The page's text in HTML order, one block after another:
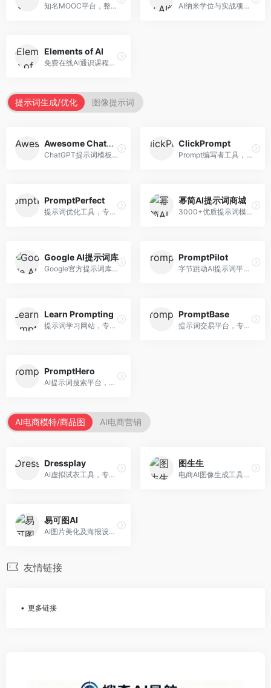
知名MOOC平台，整合全球顶尖大学课程资源。面向学习者，提供AI、机器学习、深度学习等课程，证书认可度高，课程质量专业。 AI纳米学位与实战项目平台，专注于职业导向学习。面向AI从业者，提供机器学习、深度学习、计算机视觉等纳米学位，项目实战性强。
Elements of AI
免费在线AI通识课程，专注于AI基础知识普及。面向普通大众，提供AI概念、原理、应用等入门知识，语言通俗易懂。
提示词生成/优化 图像提示词
Awesome ChatGPT Prompts
ChatGPT提示词模板库，专注于实用提示词收集。面向ChatGPT用户，提供提示词模板、使用场景、效果展示等资源，模板实用性强。
ClickPrompt
Prompt编写者工具，专注于提示词创作辅助。面向提示词创作者，提供提示词编辑、测试、分享等服务，创作工具完善。
PromptPerfect
提示词优化工具，专注于提示词质量提升。面向AI用户，提供提示词优化、效果测试、版本对比等服务，提示词优化专业。
幂简AI提示词商城
3000+优质提示词模板平台，专注于中文提示词。面向中文AI用户，提供提示词模板、分类检索、一键使用等服务，中文提示词丰富。
Google AI提示词库
Google官方提示词库，专注于Gemini模型优化。面向开发者，提供官方提示词指南、最佳实践、示例代码等资源，权威性强。
PromptPilot
字节跳动AI提示词平台，专注于提示词优化与管理。面向AI用户，提供提示词优化、效果测试、团队协作等服务，企业级功能完善。
Learn Prompting
提示词学习网站，专注于提示词工程教育。面向AI学习者，提供提示词教程、最佳实践、案例研究等资源，教学内容系统。
PromptBase
提示词交易平台，专注于高质量提示词买卖。面向AI创作者，提供提示词交易、模板购买、创作者收益等服务，提示词质量高。
PromptHero
AI提示词搜索平台，整合多种AI工具提示词资源。面向AI创作者，提供提示词搜索、模板库、社区分享等服务，提示词资源丰富。
AI电商模特/商品图 AI电商营销
Dressplay
AI虚拟试衣工具，专注于服装电商体验。面向服装电商，提供虚拟试穿、尺码推荐、穿搭建议等服务，试衣体验真实。
图生生
电商AI图像生成工具，专注于商品图创作。面向电商卖家，提供商品图生成、背景替换、批量处理等服务，商品图质量高。
易可图AI
AI图片美化及海报设计平台，专注于电商视觉设计。面向电商卖家，提供图片美化、海报设计、营销素材等服务，设计效率高。
友情链接
更多链接